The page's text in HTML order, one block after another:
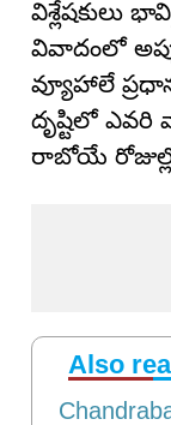
విశ్లేషకులు
వివాదంలో
వ్యూహాలే
దృష్టిలో ఎవరి
రాబోయే
Also